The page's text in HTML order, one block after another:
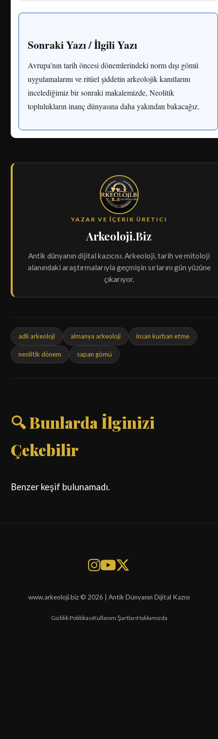
Sonraki Yazı / İlgili Yazı
Avrupa'nın tarih öncesi dönemlerindeki norm dışı gömü
uygulamalarını ve ritüel şiddetin arkeolojik kanıtlarını
incelediğimiz bir sonraki makalemizde, Neolitik
toplulukların inanç dünyasına daha yakından bakacağız.
YAZAR VE İÇERIK ÜRETICI
Arkeoloji.Biz
Antik dünyanın dijital kazıcısı. Arkeoloji, tarih ve mitoloji
alanındaki araştırmalarıyla geçmişin sırlarını gün yüzüne
çıkarıyor.
adli arkeoloji almanya arkeoloji insan kurban etme
neolitik dönem sapan gömü
🔍 Bunlarda İlginizi
Çekebilir
Benzer keşif bulunamadı.
www.arkeoloji.biz © 2026 | Antik Dünyanın Dijital Kazısı
Gizlilik PolitikasıKullanım ŞartlarıHakkımızda